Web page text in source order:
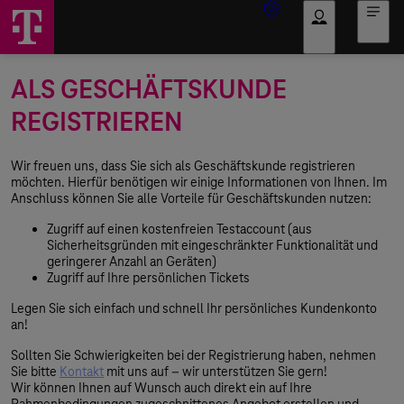
ALS GESCHÄFTSKUNDE
REGISTRIEREN
Wir freuen uns, dass Sie sich als Geschäftskunde registrieren
möchten. Hierfür benötigen wir einige Informationen von Ihnen. Im
Anschluss können Sie alle Vorteile für Geschäftskunden nutzen:
Zugriff auf einen kostenfreien Testaccount (aus
Sicherheitsgründen mit eingeschränkter Funktionalität und
geringerer Anzahl an Geräten)
Zugriff auf Ihre persönlichen Tickets
Legen Sie sich einfach und schnell Ihr persönliches Kundenkonto
an!
Sollten Sie Schwierigkeiten bei der Registrierung haben, nehmen
Sie bitte Kontakt mit uns auf – wir unterstützen Sie gern!
Wir können Ihnen auf Wunsch auch direkt ein auf Ihre